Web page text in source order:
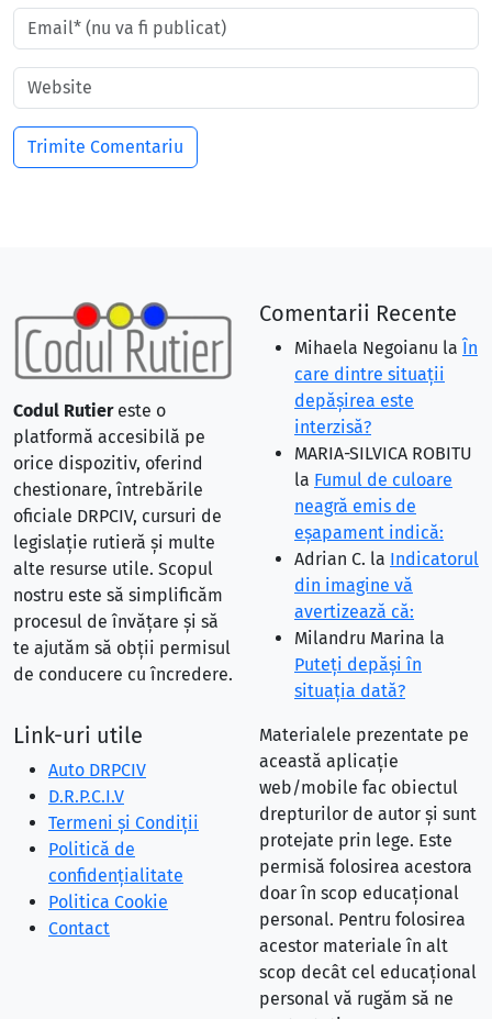
Codul Rutiereste o
platformă accesibilă pe
orice dispozitiv, oferind
chestionare, întrebările
oficiale DRPCIV, cursuri de
legislație rutieră și multe
alte resurse utile. Scopul
nostru este să simplificăm
procesul de învățare și să
te ajutăm să obții permisul
de conducere cu încredere.
Comentarii Recente
Mihaela Negoianu la În
care dintre situaţii
depăşirea este
interzisă?
MARIA-SILVICA ROBITU
la Fumul de culoare
neagră emis de
eşapament indică:
Adrian C. la Indicatorul
din imagine vă
avertizează că:
Milandru Marina la
Puteţi depăşi în
situaţia dată?
Link-uri utile
Auto DRPCIV
D.R.P.C.I.V
Termeni și Condiții
Politică de
confidențialitate
Politica Cookie
Contact
Materialele prezentate pe
această aplicație
web/mobile fac obiectul
drepturilor de autor și sunt
protejate prin lege. Este
permisă folosirea acestora
doar în scop educațional
personal. Pentru folosirea
acestor materiale în alt
scop decât cel educațional
personal vă rugăm să ne